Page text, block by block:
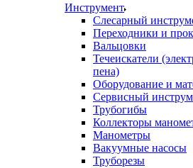
Инструмент
Слесарный
Переходники и
Вальцовки
Течеискатели
пена)
Оборудование и
Сервисный
Трубогибы
Коллекторы
Манометры
Вакуумные насосы
Труборезы